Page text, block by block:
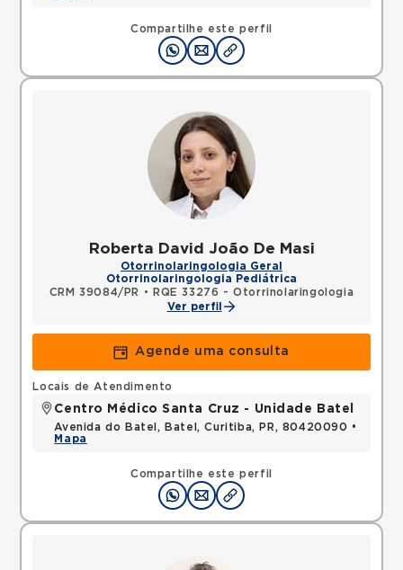
Compartilhe este perfil
Roberta David João De Masi
Otorrinolaringologia Geral
Otorrinolaringologia Pediátrica
CRM 39084/PR
•
RQE 33276 - Otorrinolaringologia
Ver perfil
Agende uma consulta
Compartilhe este perfil
Locais de Atendimento
Centro Médico Santa Cruz - Unidade Batel
Avenida do Batel, Batel, Curitiba, PR, 80420090 •
Mapa